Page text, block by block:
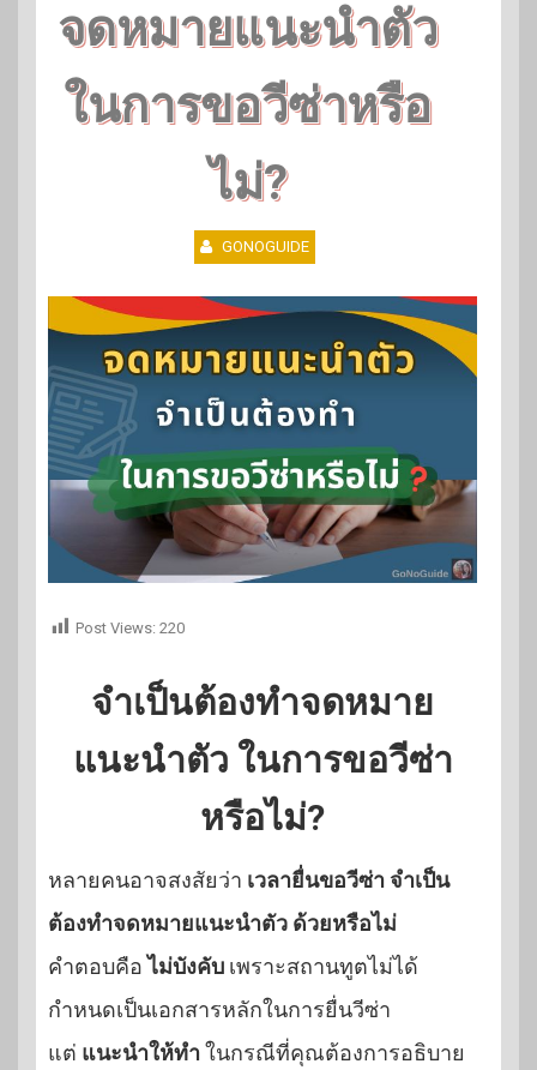
จดหมายแนะนำตัว
ในการขอวีซ่าหรือ
ไม่?
GONOGUIDE
Post Views: 220
จำเป็นต้องทำจดหมาย
แนะนำตัว ในการขอวีซ่า
หรือไม่?
หลายคนอาจสงสัยว่า เวลายื่นขอวีซ่า จำเป็น
ต้องทำจดหมายแนะนำตัว ด้วยหรือไม่
คำตอบคือไม่บังคับ เพราะสถานทูตไม่ได้
กำหนดเป็นเอกสารหลักในการยื่นวีซ่า
แต่ แนะนำให้ทำในกรณีที่คุณต้องการอธิบาย